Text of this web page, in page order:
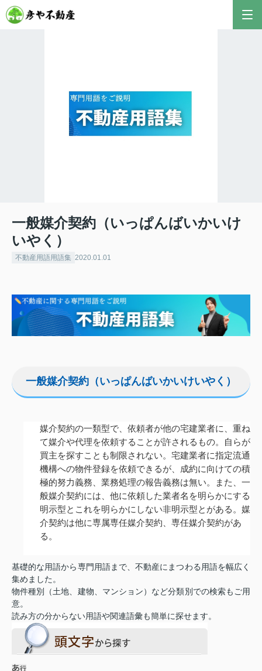
一般媒介契約（いっぱんばいかいけ
いやく）
不動産用語用語集 2020.01.01
一般媒介契約（いっぱんばいかいけいやく）
媒介契約の一類型で、依頼者が他の宅建業者に、重ね
て媒介や代理を依頼することが許されるもの。自らが
買主を探すことも制限されない。宅建業者に指定流通
機構への物件登録を依頼できるが、成約に向けての積
極的努力義務、業務処理の報告義務は無い。また、一
般媒介契約には、他に依頼した業者名を明らかにする
明示型とこれを明らかにしない非明示型とがある。媒
介契約は他に専属専任媒介契約、専任媒介契約があ
る。
基礎的な用語から専門用語まで、不動産にまつわる用語を幅広く
集めました。
物件種別（土地、建物、マンション）など分類別での検索もご用
意。
読み方の分からない用語や関連語彙も簡単に探せます。